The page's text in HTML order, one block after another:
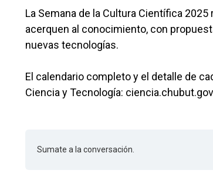
La Semana de la Cultura Científica
acerquen al conocimiento, con
nuevas tecnologías.
El calendario completo y el detalle de
Ciencia y Tecnología:
Sumate a la conversación.